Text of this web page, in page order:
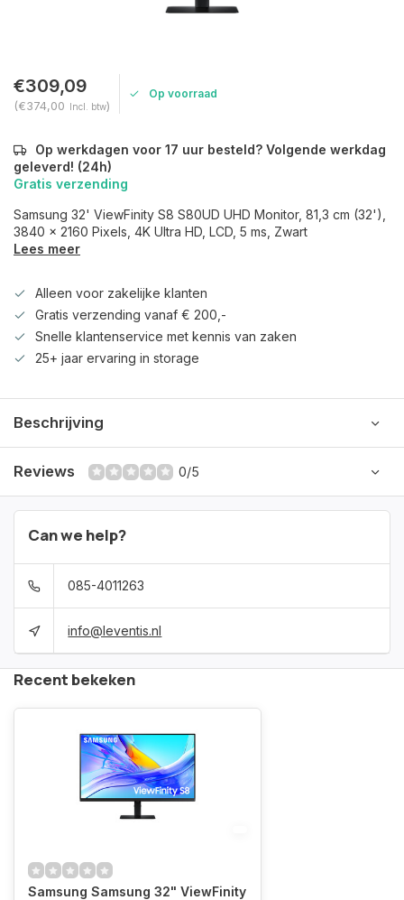
€309,09
(€374,00 Incl. btw)
Op voorraad
Op werkdagen voor 17 uur besteld? Volgende werkdag
geleverd! (24h)
Gratis verzending
Samsung 32' ViewFinity S8 S80UD UHD Monitor, 81,3 cm (32'),
3840 x 2160 Pixels, 4K Ultra HD, LCD, 5 ms, Zwart
Lees meer
Alleen voor zakelijke klanten
Gratis verzending vanaf € 200,-
Snelle klantenservice met kennis van zaken
25+ jaar ervaring in storage
Beschrijving
Reviews 0/5
Can we help?
085-4011263
info@leventis.nl
Recent bekeken
Samsung Samsung 32" ViewFinity